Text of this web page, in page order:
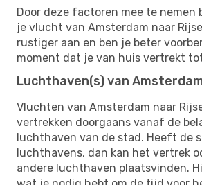
Door deze factoren mee te nemen
je vlucht van Amsterdam naar
rustiger aan en ben je beter
moment dat je van huis vertrekt
Luchthaven(s) van
Vluchten van Amsterdam naar
vertrekken doorgaans vanaf de
luchthaven van de stad. Heeft de
luchthavens, dan kan het vertrek
andere luchthaven plaatsvinden.